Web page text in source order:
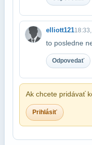
elliott121
to posledne
Odpovedať
Ak chcete pridávať
Prihlásiť